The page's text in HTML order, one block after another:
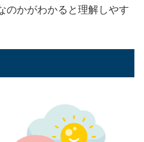
のかがわかると理解しやす